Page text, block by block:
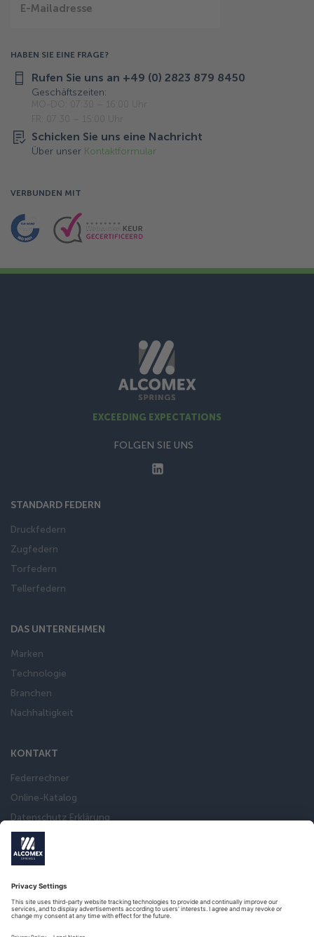
E-Mailadresse
HABEN SIE EINE FRAGE?
Rufen Sie uns an +49 (0) 2823 879 8450
Geschäftszeiten:
Schicken Sie uns eine Nachricht
Über unser Kontaktformular
VERBUNDEN MIT
EXCEEDING EXPECTATIONS
FOLGEN SIE UNS
STANDARD FEDERN
Druckfedern
Zugfedern
Torfedern
Tellerfedern
DAS UNTERNEHMEN
Marken
Technologie
Branchen
Nachhaltigkeit
KONTAKT
Federrechner
Online-Katalog
Datenschutz Erklärung
Impressum
Allgemeine Verkaufsbedingungen